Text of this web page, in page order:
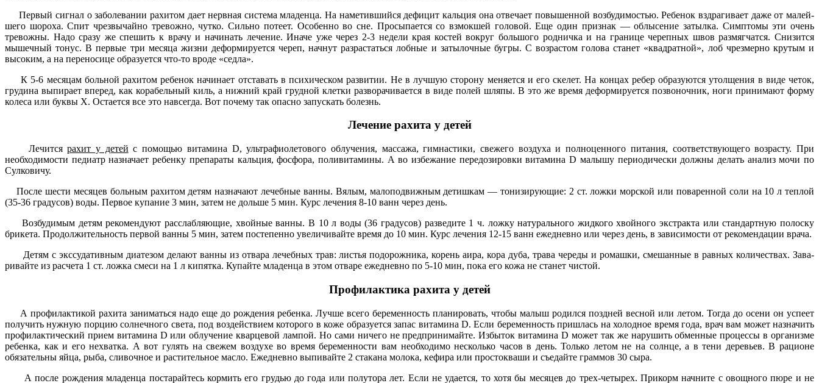
Первый сигнал о заболевании рахитом дает нервная система младенца. На наметившийся де­фицит кальция она отвечает по­вышенной возбудимостью. Ребе­нок вздрагивает даже от малей­
шего шороха. Спит чрезвычайно тревожно, чутко. Сильно потеет. Особенно во сне. Просыпается со взмокшей головой. Еще один признак — облысение затылка. Симптомы эти очень
тревожны. Надо сразу же спешить к врачу и начинать лечение. Иначе уже че­рез 2-3 недели края костей вокруг большого родничка и на границе черепных швов размягчатся. Сни­зится
мышечный тонус. В первые три месяца жизни деформирует­ся череп, начнут разрастаться лобные и затылочные бугры. С возрастом голова станет «квад­ратной», лоб чрезмерно крутым и
высоким, а на переносице обра­зуется что-то вроде «седла».
К 5-6 месяцам больной рахи­том ребенок начинает отставать в психическом развитии. Не в лучшую сторону меняется и его скелет. На концах ребер образу­ются утолщения в виде четок,
грудина выпирает вперед, как корабельный киль, а нижний край грудной клетки разворачивается в виде полей шляпы. В это же время деформируется позво­ночник, ноги принимают форму
колеса или буквы Х. Остается все это навсегда. Вот почему так опасно запускать болезнь.
Лечение рахита у детей
Лечитсярахит у детей с помощью вита­мина D, ультрафиолетового облучения, массажа, гимнастики, свежего воздуха и полноценно­го питания, соответствующего возрасту. При
необходимости педиатр назначает ребенку пре­параты кальция, фосфора, поли­витамины. А во избежание пере­дозировки витамина D малышу периoдически должны делать анализ мочи по
Сулковичу.
После шecти месяцев больным рахитом детям назначают лечеб­ные ванны. Вялым, малоподвиж­ным детишкам — тонизирующие: 2 ст. ложки морской или пова­ренной соли на 10 л теплой
(35-­36 градусов) воды. Первое купа­ние 3 мин, затем не дольше 5 мин. Курс лечения 8-10 ванн через день.
Возбудимым детям рекомен­дуют расслабляющие, хвойные ванны. В 10 л воды (36 градусов) разведите 1 ч. ложку натурально­го жидкого хвойного экстракта или стандартную полоску
брике­та. Продолжительность первой ванны 5 мин, затем постепенно увеличивайте время до 10 мин. Курс лечения 12-15 ванн ежедневно или через день, в зависи­мости от рекомендации врача.
Детям с экссудативным диате­зом делают ванны из отвара ле­чебных трав: листья подорожни­ка, корень аира, кора дуба, тра­ва череды и ромашки, смешан­ные в равных количествах. Зава­
ривайте из расчета 1 ст. ложка смеси на 1 л кипятка. Купайте младенца в этом отваре еже­дневно по 5-10 мин, пока его кожа не станет чистой.
Профилактика рахита у детей
А профилактикой рахита зани­маться надо еще до рождения ребенка. Лучше всего беремен­ность планировать, чтобы ма­лыш родился поздней весной или летом. Тогда до осени он ус­пеет
получить нужную порцию солнечного света, под воздей­ствием которого в коже образу­ется запас витамина D. Если бе­ременность пришлась на холод­ное время года, врач вам может назначить
профилактический прием витамина D или облучение кварцевой лампой. Но сами ничего не предпринимайте. Избыток витамина D может так же нарушить обменные процессы в организме
ребенка, как и его не­хватка. А вот гулять на свежем воздухе во время беременности вам необходимо несколько ча­сов в день. Только летом не на солнце, а в тени деревьев. В ра­ционе
обязательны яйца, рыба, сливочное и растительное масло. Ежедневно выпивайте 2 стакана молока, кефира или простоква­ши и съедайте граммов 30 сыра.
А после рождения младенца постарайтесь кормить его гру­дью до года или полутора лет. Если не удается, то хотя бы меся­цев до трех-четырех. Прикорм начните с овощного пюре и не